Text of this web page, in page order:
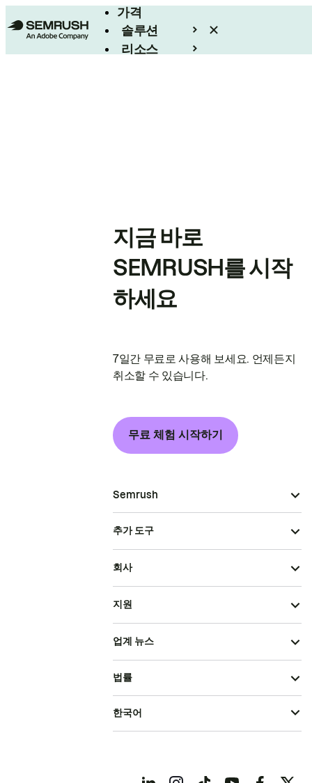
가격
솔루션
리소스
지금 바로
SEMRUSH를 시작
하세요
7일간 무료로 사용해 보세요. 언제든지
취소할 수 있습니다.
무료 체험 시작하기
Semrush
추가 도구
회사
지원
업계 뉴스
법률
한국어